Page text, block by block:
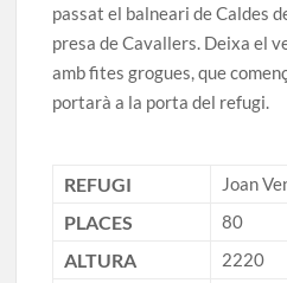
passat el balneari de Caldes
presa de Cavallers. Deixa el
amb fites grogues, que
portarà a la porta del refugi.
REFUGI Joan
PLACES 80
ALTURA 2220